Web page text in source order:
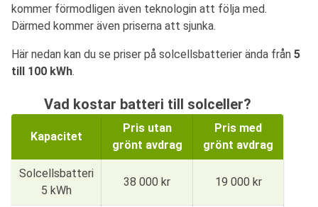
kommer förmodligen även teknologin att följa med.
Därmed kommer även priserna att sjunka.
Här nedan kan du se priser på solcellsbatterier ända från 5
till 100 kWh.
Vad kostar batteri till solceller?
Kapacitet
Pris utan
grönt avdrag
Pris med
grönt avdrag
Solcellsbatteri
5 kWh
38 000 kr 19 000 kr